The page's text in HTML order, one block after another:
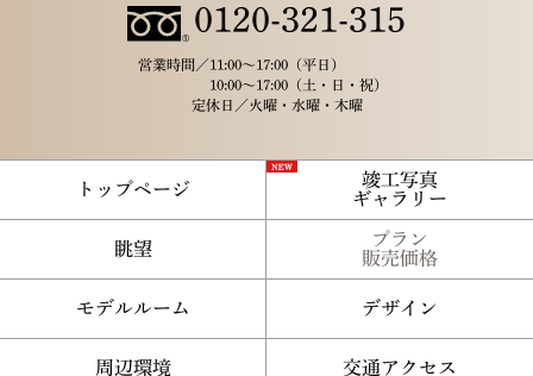
0120-321-315
営業時間／11:00～17:00（平日）
10:00～17:00（土・日・祝）
定休日／火曜・水曜・木曜
トップページ
竣工写真
ギャラリー
眺望
プラン
販売価格
モデルルーム デザイン
周辺環境 交通アクセス